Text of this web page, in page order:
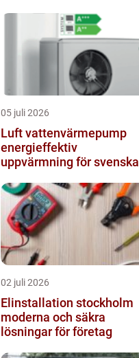
05 juli 2026
Luft vattenvärmepump
energieffektiv
uppvärmning för svenska
02 juli 2026
Elinstallation stockholm
moderna och säkra
lösningar för företag